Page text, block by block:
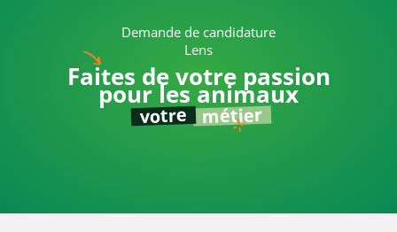
Demande de candidature
Lens
Faites de votre passion
pour les animaux
votre métier